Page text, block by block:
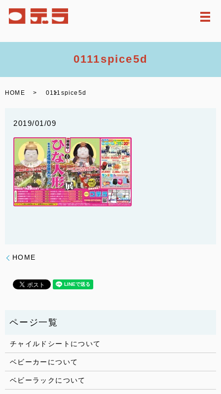
メ
0111spice5d
HOME 0111spice5d
2019/01/09
HOME
チャイルドシートについて
ベビーカーについて
ベビーラックについて